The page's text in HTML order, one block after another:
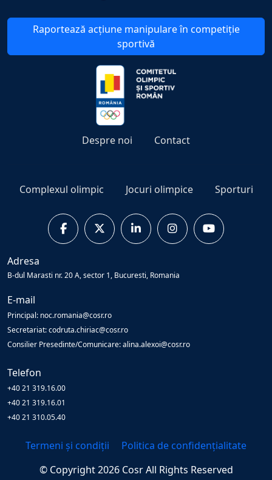
Raportează acțiune manipulare în competiție
sportivă
Despre noi Contact
Complexul olimpic Jocuri olimpice Sporturi
Adresa
B-dul Marasti nr. 20 A, sector 1, Bucuresti, Romania
E-mail
Principal: noc.romania@cosr.ro
Secretariat: codruta.chiriac@cosr.ro
Consilier Presedinte/Comunicare: alina.alexoi@cosr.ro
Telefon
+40 21 319.16.00
+40 21 319.16.01
+40 21 310.05.40
Termeni și condiții
Politica de confidențialitate
© Copyright2026 CosrAll Rights Reserved